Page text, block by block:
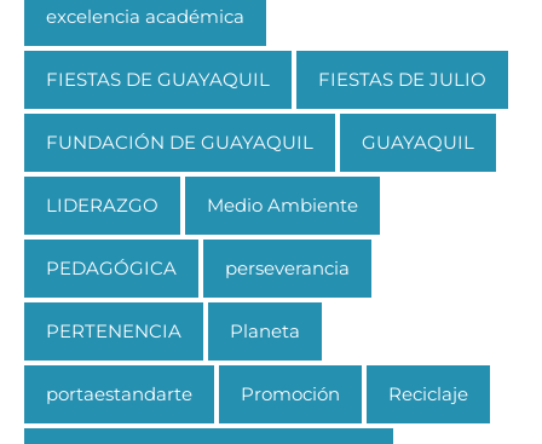
excelencia académica
FIESTAS DE GUAYAQUIL FIESTAS DE JULIO
FUNDACIÓN DE GUAYAQUIL GUAYAQUIL
LIDERAZGO Medio Ambiente
PEDAGÓGICA perseverancia
PERTENENCIA Planeta
portaestandarte Promoción Reciclaje